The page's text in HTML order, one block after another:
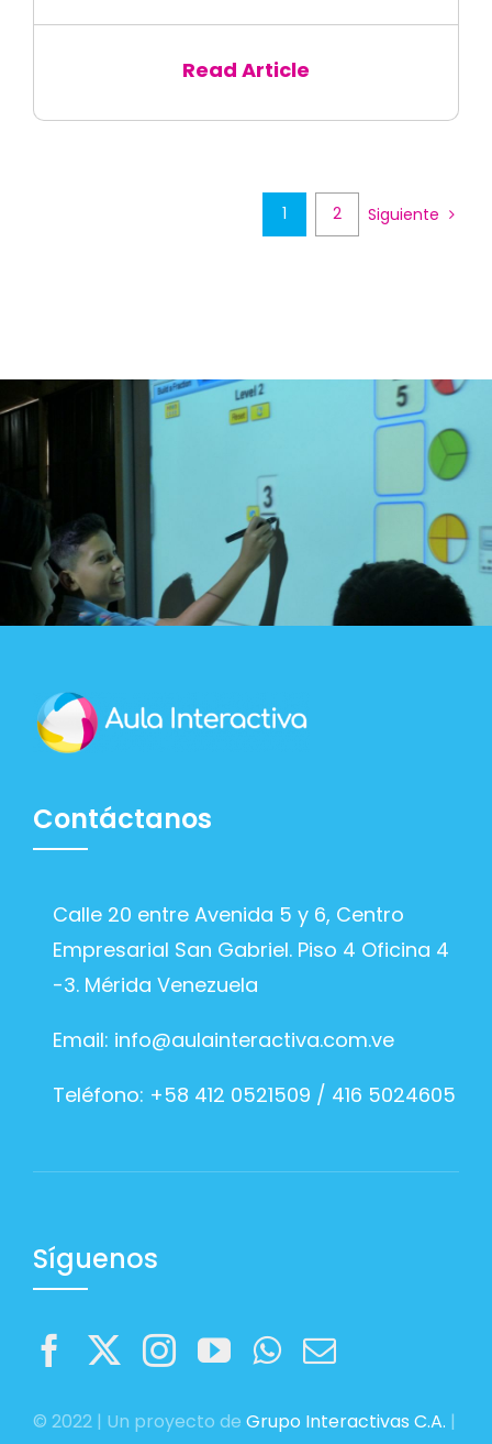
Read Article
1 2 Siguiente
Contáctanos
Calle 20 entre Avenida 5 y 6, Centro
Empresarial San Gabriel. Piso 4 Oficina 4
-3. Mérida Venezuela
Email: info@aulainteractiva.com.ve
Teléfono: +58 412 0521509 / 416 5024605
Síguenos
© 2022 | Un proyecto de Grupo Interactivas C.A. |